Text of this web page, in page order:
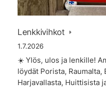
Lenkkivihkot
1.7.2026
☀️ Ylös, ulos ja lenkille!
löydät Porista, Raumalta,
Harjavallasta, Huittisista